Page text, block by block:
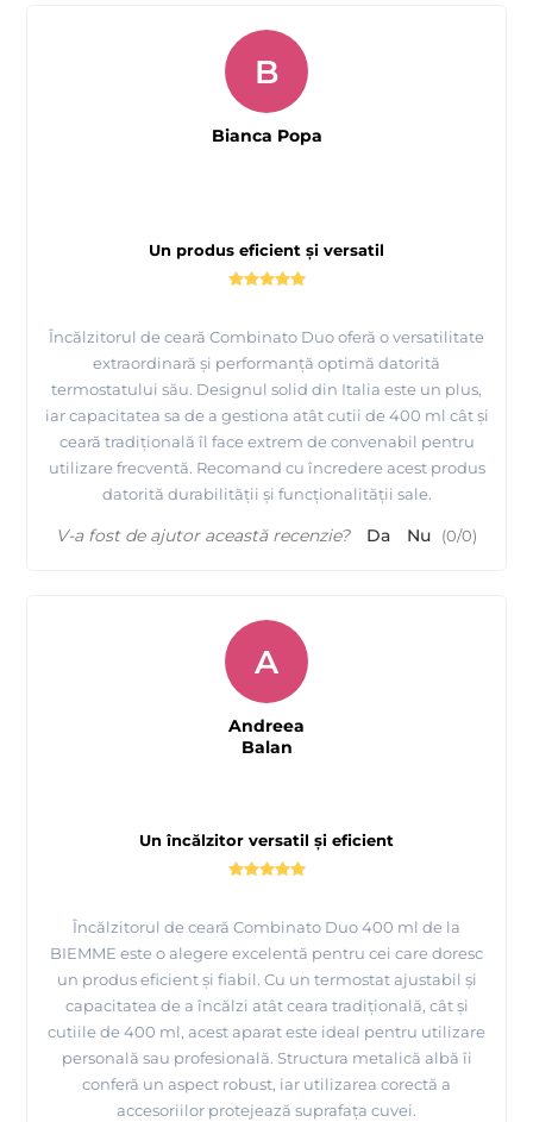
Un produs eficient și versatil
Încălzitorul de ceară Combinato Duo oferă o versatilitate
extraordinară și performanță optimă datorită
termostatului său. Designul solid din Italia este un plus,
iar capacitatea sa de a gestiona atât cutii de 400 ml cât și
ceară tradițională îl face extrem de convenabil pentru
utilizare frecventă. Recomand cu încredere acest produs
datorită durabilității și funcționalității sale.
B
Bianca Popa
V-a fost de ajutor această recenzie? Da Nu (0/0)
Un încălzitor versatil și eficient
Încălzitorul de ceară Combinato Duo 400 ml de la
BIEMME este o alegere excelentă pentru cei care doresc
un produs eficient și fiabil. Cu un termostat ajustabil și
capacitatea de a încălzi atât ceara tradițională, cât și
cutiile de 400 ml, acest aparat este ideal pentru utilizare
personală sau profesională. Structura metalică albă îi
conferă un aspect robust, iar utilizarea corectă a
accesoriilor protejează suprafața cuvei.
A
Andreea
Balan